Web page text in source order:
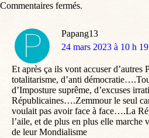
Papang13
dit
24 mars 2023 à 10 h
Et après ça ils vont accuser d’autres
totalitarisme, d’anti
d’Imposture suprême, d’excuses
Républicaines….Zemmour le seul
voulait pas avoir face à face….La
l’aile, et de plus en plus elle marche
de leur Mondialisme
Commentaires fermés.